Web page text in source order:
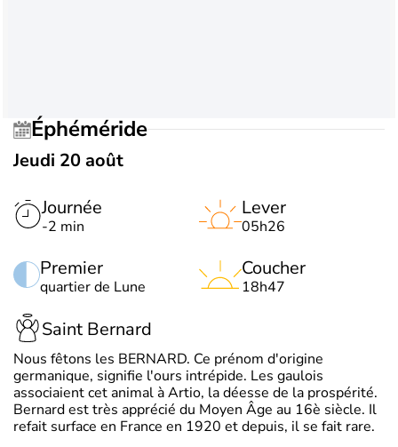
Éphéméride
Jeudi 20 août
Journée
-2 min
Premier
quartier de Lune
Lever
05h26
Coucher
18h47
Saint Bernard
Nous fêtons les BERNARD. Ce prénom d'origine
germanique, signifie l'ours intrépide. Les gaulois
associaient cet animal à Artio, la déesse de la prospérité.
Bernard est très apprécié du Moyen Âge au 16è siècle. Il
refait surface en France en 1920 et depuis, il se fait rare.